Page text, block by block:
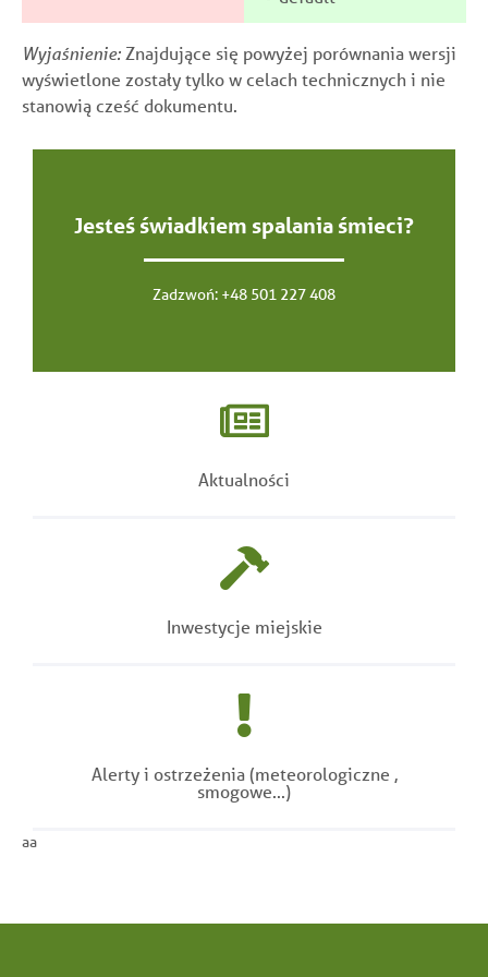
Wyjaśnienie: Znajdujące się powyżej porównania wersji
wyświetlone zostały tylko w celach technicznych i nie
stanowią cześć dokumentu.
Jesteś świadkiem spalania śmieci?
Zadzwoń: +48 501 227 408
Aktualności
Inwestycje miejskie
Alerty i ostrzeżenia (meteorologiczne ,
smogowe...)
aa